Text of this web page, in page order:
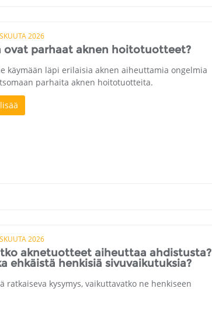
2026
ovat parhaat aknen hoitotuotteet?
käymään läpi erilaisia ​​aknen aiheuttamia ongelmia
parhaita aknen hoitotuotteita.
2026
aknetuotteet aiheuttaa ahdistusta?
ehkäistä henkisiä sivuvaikutuksia?
kysymys, vaikuttavatko ne henkiseen